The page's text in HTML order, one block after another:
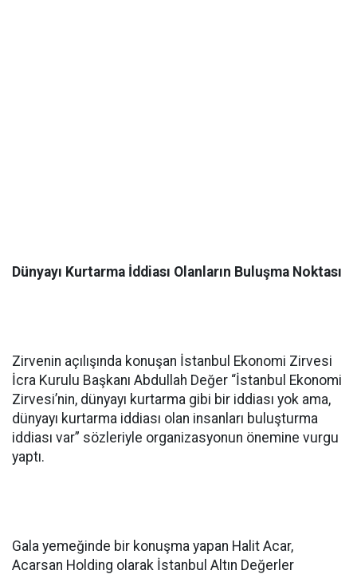
Dünyayı Kurtarma İddiası Olanların Buluşma Noktası
Zirvenin açılışında konuşan İstanbul Ekonomi Zirvesi
İcra Kurulu Başkanı Abdullah Değer “İstanbul Ekonomi
Zirvesi’nin, dünyayı kurtarma gibi bir iddiası yok ama,
dünyayı kurtarma iddiası olan insanları buluşturma
iddiası var” sözleriyle organizasyonun önemine vurgu
yaptı.
Gala yemeğinde bir konuşma yapan Halit Acar,
Acarsan Holding olarak İstanbul Altın Değerler